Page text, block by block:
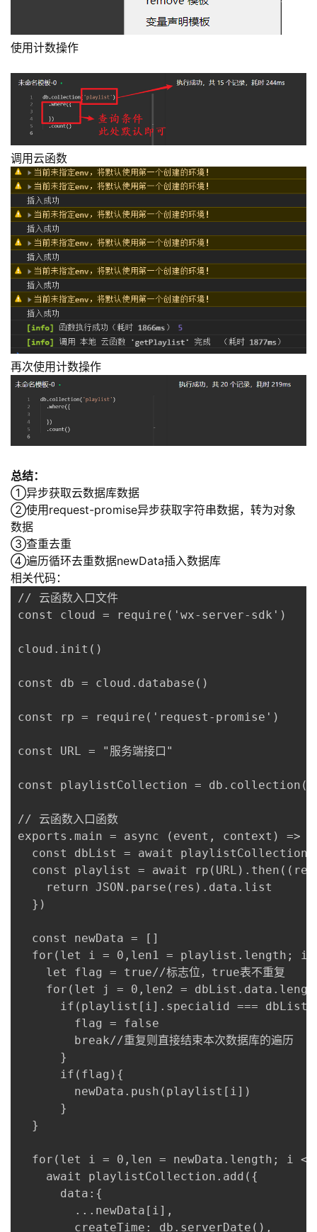
使用计数操作
调用云函数
再次使用计数操作
总结：
①异步获取云数据库数据
②使用request-promise异步获取字符串数据，转为对象
数据
③查重去重
④遍历循环去重数据newData插入数据库
相关代码：
// 云函数入口文件
const cloud = require('wx-server-sdk')
cloud.init()
const db = cloud.database()
const rp = require('request-promise')
const URL = "服务端接口"
const playlistCollection =
// 云函数入口函数
exports.main = async (event, context) => {
const dbList = await
const playlist = await rp(URL).then((res)
    return JSON.parse(res).data.list
  })
  const newData = []
for(let i = 0,len1 = playlist.length; i
    let flag = true//标志位，true表不重复
for(let j = 0,len2 =
if(playlist[i].specialid ===
        flag = false
        break//重复则直接结束本次数据库的遍历
      }
      if(flag){
        newData.push(playlist[i])
      }
  }
for(let i = 0,len = newData.length; i <
    await playlistCollection.add({
      data:{
        ...newData[i],
        createTime: db.serverDate(),